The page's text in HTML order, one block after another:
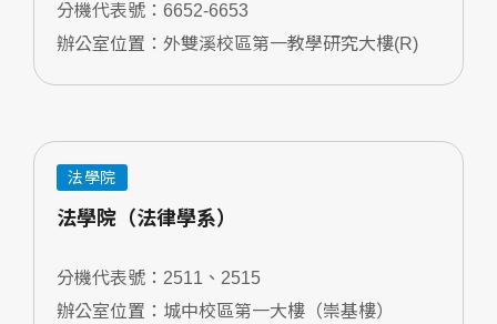
分機代表號：6652-6653
辦公室位置：外雙溪校區第一教學研究大樓(R)
法學院
法學院（法律學系）
分機代表號：2511、2515
辦公室位置：城中校區第一大樓（崇基樓）